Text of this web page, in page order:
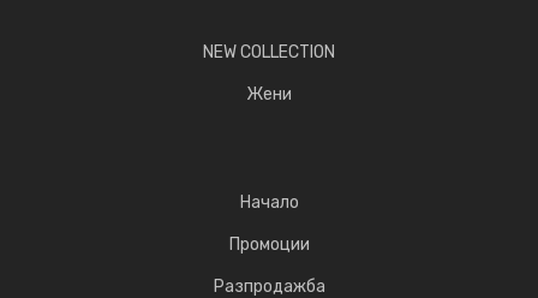
NEW COLLECTION
Жени
Начало
Промоции
Разпродажба